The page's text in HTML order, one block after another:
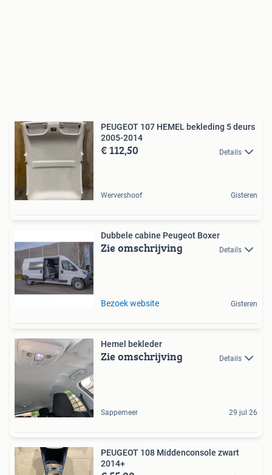
PEUGEOT 107 HEMEL bekleding 5 deurs
2005-2014
€ 112,50 Details
Wervershoof Gisteren
Dubbele cabine Peugeot Boxer
Zie omschrijving Details
Bezoek website Gisteren
Hemel bekleder
Zie omschrijving Details
Sappemeer 29 jul 26
PEUGEOT 108 Middenconsole zwart
2014+